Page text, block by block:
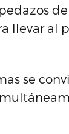
de
llevar al
se